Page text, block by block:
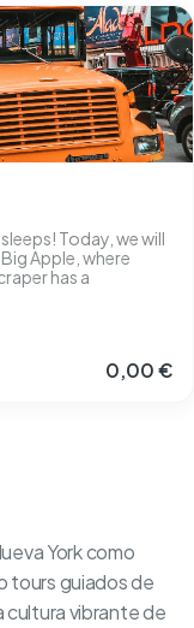
Today, we will
Apple, where
has a
0,00 €
York como
tours guiados de
cultura vibrante de